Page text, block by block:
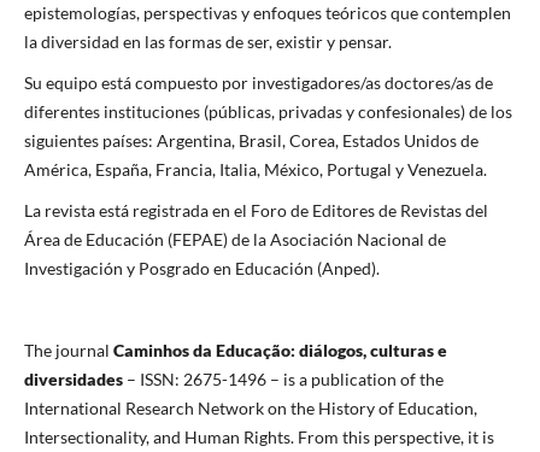
epistemologías, perspectivas y enfoques teóricos que contemplen
la diversidad en las formas de ser, existir y pensar.
Su equipo está compuesto por investigadores/as doctores/as de
diferentes instituciones (públicas, privadas y confesionales) de los
siguientes países: Argentina, Brasil, Corea, Estados Unidos de
América, España, Francia, Italia, México, Portugal y Venezuela.
La revista está registrada en el Foro de Editores de Revistas del
Área de Educación (FEPAE) de la Asociación Nacional de
Investigación y Posgrado en Educación (Anped).
The journal Caminhos da Educação: diálogos, culturas e
diversidades– ISSN: 2675-1496 – is a publication of the
International Research Network on the History of Education,
Intersectionality, and Human Rights. From this perspective, it is